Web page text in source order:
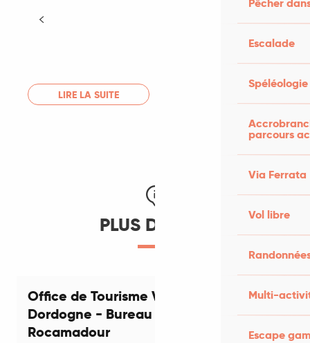
Pêcher
Escalade
Spéléologie
parcours
Via Ferrata
Vol libre
Multi-
Escape
LIRE LA SUITE
PLUS D'INFOS
Office de Tourisme Vallée de la
Dordogne - Bureau d'accueil de
Rocamadour